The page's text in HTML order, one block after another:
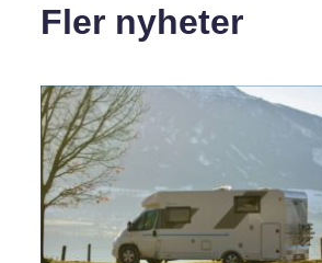
Fler nyheter